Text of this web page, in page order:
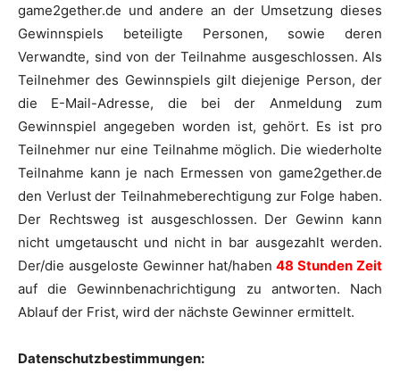
game2gether.de und andere an der Umsetzung dieses
Gewinnspiels beteiligte Personen, sowie deren
Verwandte, sind von der Teilnahme ausgeschlossen. Als
Teilnehmer des Gewinnspiels gilt diejenige Person, der
die E-Mail-Adresse, die bei der Anmeldung zum
Gewinnspiel angegeben worden ist, gehört. Es ist pro
Teilnehmer nur eine Teilnahme möglich. Die wiederholte
Teilnahme kann je nach Ermessen von game2gether.de
den Verlust der Teilnahmeberechtigung zur Folge haben.
Der Rechtsweg ist ausgeschlossen. Der Gewinn kann
nicht umgetauscht und nicht in bar ausgezahlt werden.
Der/die ausgeloste Gewinner hat/haben48 Stunden Zeit
auf die Gewinnbenachrichtigung zu antworten. Nach
Ablauf der Frist, wird der nächste Gewinner ermittelt.
Datenschutzbestimmungen: